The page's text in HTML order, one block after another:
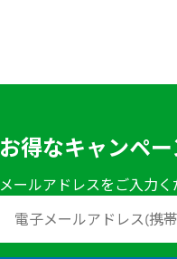
お得なキャンペ
メールアドレスをご入力く